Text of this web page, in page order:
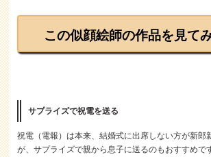
この似顔絵師の作品を見て
サプライズで祝電を送る
祝電（電報）は本来、結婚式に出席しない方が新郎
が、サプライズで親から息子に送るのもおすすめで